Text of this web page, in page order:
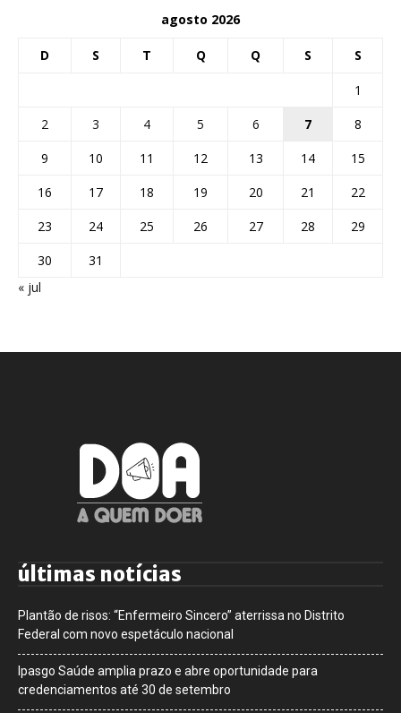
agosto 2026
D S T Q Q S S
1
2
3 4 5 6 7
8
9
10 11 12 13 14
15
16
17 18 19 20 21
22
23
24 25 26 27 28
29
30
31
« jul
últimas notícias
Plantão de risos: “Enfermeiro Sincero” aterrissa no Distrito
Federal com novo espetáculo nacional
Ipasgo Saúde amplia prazo e abre oportunidade para
credenciamentos até 30 de setembro